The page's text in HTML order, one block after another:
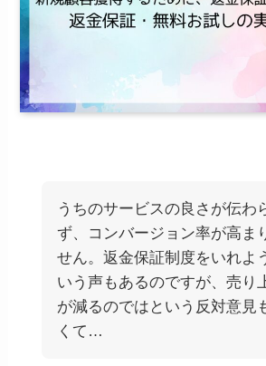
うちのサービスの良さが伝わ
ず、コンバージョン率が高ま
せん。返金保証制度をいれよ
いう声もあるのですが、売り
が減るのではという反対意見
くて…